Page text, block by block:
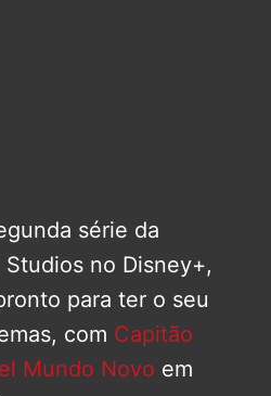
série da
no Disney+,
para ter o seu
com Capitão
Mundo Novo em